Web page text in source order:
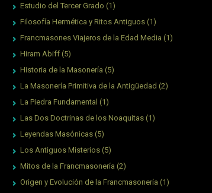
Estudio del Tercer Grado (1)
Filosofía Hermética y Ritos Antiguos (1)
Francmasones Viajeros de la Edad Media (1)
Hiram Abiff (5)
Historia de la Masonería (5)
La Masonería Primitiva de la Antigüedad (2)
La Piedra Fundamental (1)
Las Dos Doctrinas de los Noaquitas (1)
Leyendas Masónicas (5)
Los Antiguos Misterios (5)
Mitos de la Francmasonería (2)
Origen y Evolución de la Francmasonería (1)